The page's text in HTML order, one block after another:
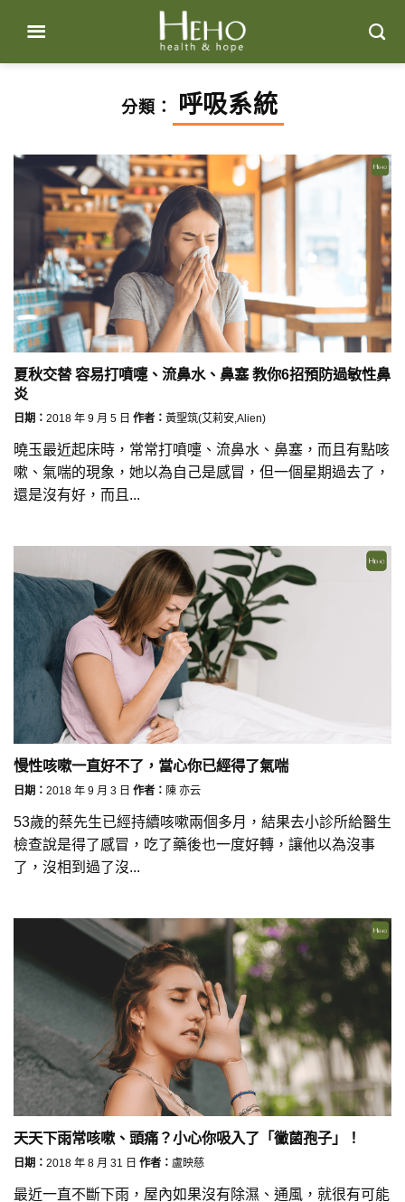
content
分類： 呼吸系統
夏秋交替 容易打噴嚏、流鼻水、鼻塞 教你6招預防過敏性鼻
炎
日期： 2018 年 9 月 5 日 作者： 黃聖筑(艾莉安,Alien)
曉玉最近起床時，常常打噴嚏、流鼻水、鼻塞，而且有點咳
嗽、氣喘的現象，她以為自己是感冒，但一個星期過去了，
還是沒有好，而且...
慢性咳嗽一直好不了，當心你已經得了氣喘
日期： 2018 年 9 月 3 日 作者： 陳 亦云
53歲的蔡先生已經持續咳嗽兩個多月，結果去小診所給醫生
檢查說是得了感冒，吃了藥後也一度好轉，讓他以為沒事
了，沒相到過了沒...
天天下雨常咳嗽、頭痛？小心你吸入了「黴菌孢子」！
日期： 2018 年 8 月 31 日 作者： 盧映慈
最近一直不斷下雨，屋內如果沒有除濕、通風，就很有可能